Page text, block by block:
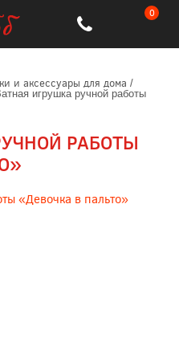
0
и аксессуары для дома /
игрушка ручной работы
РАБОТЫ